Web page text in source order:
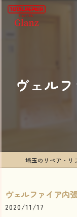
ヴェル
ヴェルファイア内
2020/11/17